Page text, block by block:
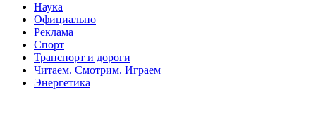
Наука
Официально
Реклама
Спорт
Транспорт и дороги
Читаем. Смотрим. Играем
Энергетика